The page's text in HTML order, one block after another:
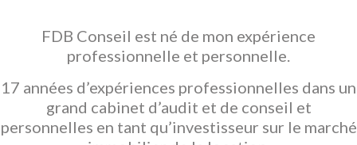
FDB Conseil est né de mon expérience
professionnelle et personnelle.
17 années d’expériences professionnelles dans un
grand cabinet d’audit et de conseil et
personnelles en tant qu’investisseur sur le marché